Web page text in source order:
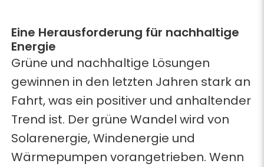
Eine Herausforderung für nachhaltige
Energie
Grüne und nachhaltige Lösungen
gewinnen in den letzten Jahren stark an
Fahrt, was ein positiver und anhaltender
Trend ist. Der grüne Wandel wird von
Solarenergie, Windenergie und
Wärmepumpen vorangetrieben. Wenn